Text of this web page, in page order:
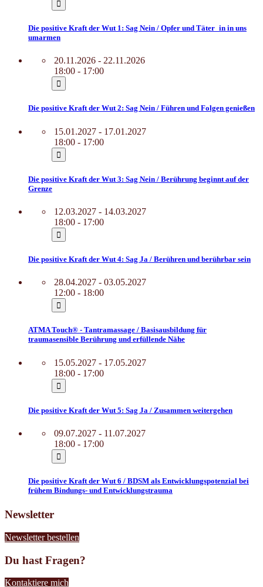
Die positive Kraft der Wut 1: Sag Nein / Opfer und Täter_in in uns
umarmen
20.11.2026 - 22.11.2026
18:00 - 17:00
Die positive Kraft der Wut 2: Sag Nein / Führen und Folgen genießen
15.01.2027 - 17.01.2027
18:00 - 17:00
Die positive Kraft der Wut 3: Sag Nein / Berührung beginnt auf der
Grenze
12.03.2027 - 14.03.2027
18:00 - 17:00
Die positive Kraft der Wut 4: Sag Ja / Berühren und berührbar sein
28.04.2027 - 03.05.2027
12:00 - 18:00
ATMA Touch® - Tantramassage / Basisausbildung für
traumasensible Berührung und erfüllende Nähe
15.05.2027 - 17.05.2027
18:00 - 17:00
Die positive Kraft der Wut 5: Sag Ja / Zusammen weitergehen
09.07.2027 - 11.07.2027
18:00 - 17:00
Die positive Kraft der Wut 6 / BDSM als Entwicklungspotenzial bei
frühem Bindungs- und Entwicklungstrauma
Newsletter
Newsletter bestellen
Du hast Fragen?
Kontaktiere mich